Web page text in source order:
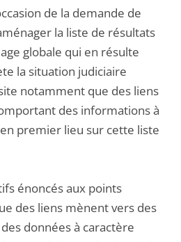
de la demande de
la liste de résultats
globale qui en résulte
la situation judiciaire
notamment que des liens
des informations à
premier lieu sur cette liste
énoncés aux points
des liens mènent vers des
données à caractère